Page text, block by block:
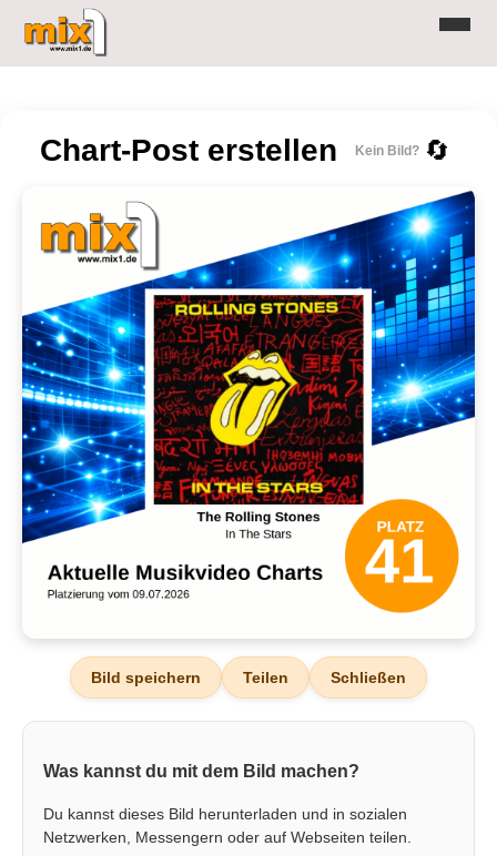
Chart-Post erstellen Kein Bild? 🔄
Bild speichern Teilen Schließen
Was kannst du mit dem Bild machen?
Du kannst dieses Bild herunterladen und in sozialen
Netzwerken, Messengern oder auf Webseiten teilen.